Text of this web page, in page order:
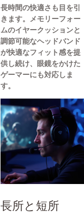
長時間の快適さも目を引
きます。メモリーフォー
ムのイヤークッションと
調節可能なヘッドバンド
が快適なフィット感を提
供し続け、眼鏡をかけた
ゲーマーにも対応しま
す。
長所と短所